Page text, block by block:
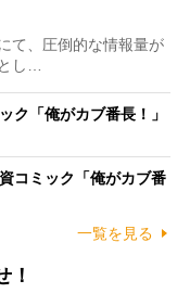
て、圧倒的な情報量が
し…
「俺がカブ番長！」
コミック「俺がカブ番
一覧を見る
！